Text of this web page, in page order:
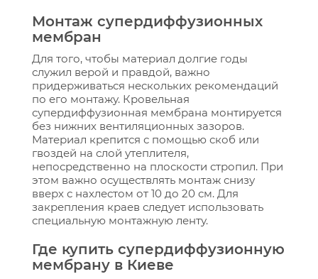
Монтаж супердиффузионных
мембран
Для того, чтобы материал долгие годы
служил верой и правдой, важно
придерживаться нескольких рекомендаций
по его монтажу. Кровельная
супердиффузионная мембрана монтируется
без нижних вентиляционных зазоров.
Материал крепится с помощью скоб или
гвоздей на слой утеплителя,
непосредственно на плоскости стропил. При
этом важно осуществлять монтаж снизу
вверх с нахлестом от 10 до 20 см. Для
закрепления краев следует использовать
специальную монтажную ленту.
Где купить супердиффузионную
мембрану в Киеве